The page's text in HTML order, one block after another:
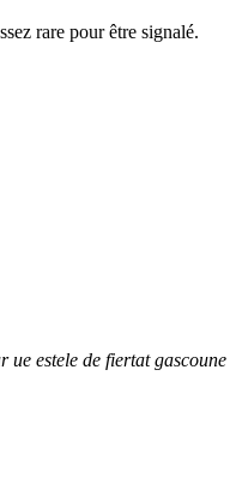
rare pour être signalé.
ue estele de fiertat gascoune